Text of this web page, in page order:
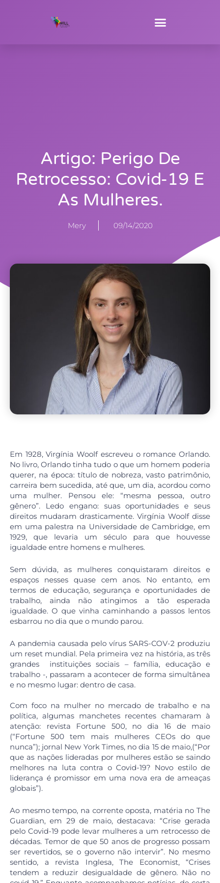
Artigo: Perigo De
Retrocesso: Covid-19 E
As Mulheres.
Mery 09/14/2020
Em 1928, Virgínia Woolf escreveu o romance Orlando.
No livro, Orlando tinha tudo o que um homem poderia
querer, na época: título de nobreza, vasto patrimônio,
carreira bem sucedida, até que, um dia, acordou como
uma mulher. Pensou ele: “mesma pessoa, outro
gênero”. Ledo engano: suas oportunidades e seus
direitos mudaram drasticamente. Virgínia Woolf disse
em uma palestra na Universidade de Cambridge, em
1929, que levaria um século para que houvesse
igualdade entre homens e mulheres.
Sem dúvida, as mulheres conquistaram direitos e
espaços nesses quase cem anos. No entanto, em
termos de educação, segurança e oportunidades de
trabalho, ainda não atingimos a tão esperada
igualdade. O que vinha caminhando a passos lentos
esbarrou no dia que o mundo parou.
A pandemia causada pelo vírus SARS-COV-2 produziu
um reset mundial. Pela primeira vez na história, as três
grandes instituições sociais – família, educação e
trabalho -, passaram a acontecer de forma simultânea
e no mesmo lugar: dentro de casa.
Com foco na mulher no mercado de trabalho e na
política, algumas manchetes recentes chamaram à
atenção: revista Fortune 500, no dia 16 de maio
(“Fortune 500 tem mais mulheres CEOs do que
nunca”); jornal New York Times, no dia 15 de maio,(“Por
que as nações lideradas por mulheres estão se saindo
melhores na luta contra o Covid-19? Novo estilo de
liderança é promissor em uma nova era de ameaças
globais”).
Ao mesmo tempo, na corrente oposta, matéria no The
Guardian, em 29 de maio, destacava: “Crise gerada
pelo Covid-19 pode levar mulheres a um retrocesso de
décadas. Temor de que 50 anos de progresso possam
ser revertidos, se o governo não intervir”. No mesmo
sentido, a revista Inglesa, The Economist, “Crises
tendem a reduzir desigualdade de gênero. Não no